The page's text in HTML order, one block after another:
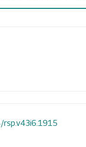
rsp.v43i6.1915